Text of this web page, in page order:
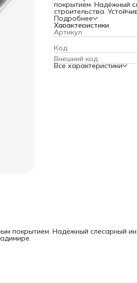
покрытием. Надёжный
строительства.
Подробнее
Характеристики
Артикул
Код
Внешний код
Все характеристики
покрытием. Надёжный слесарный